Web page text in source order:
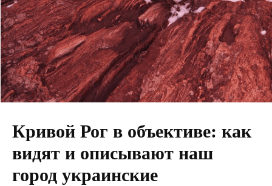
Кривой Рог в объективе: как
видят и описывают наш
город украинские